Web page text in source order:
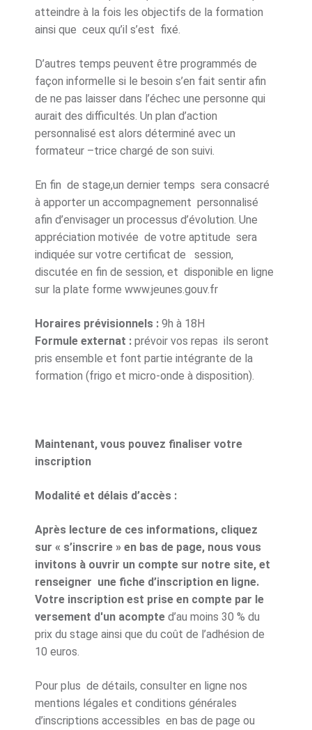
atteindre à la fois les objectifs de la formation
ainsi que ceux qu’il s’est fixé.
D’autres temps peuvent être programmés de
façon informelle si le besoin s’en fait sentir afin
de ne pas laisser dans l’échec une personne qui
aurait des difficultés. Un plan d’action
personnalisé est alors déterminé avec un
formateur –trice chargé de son suivi.
En fin de stage,un dernier temps sera consacré
à apporter un accompagnement personnalisé
afin d’envisager un processus d’évolution. Une
appréciation motivée de votre aptitude sera
indiquée sur votre certificat de session,
discutée en fin de session, et disponible en ligne
sur la plate forme www.jeunes.gouv.fr
Horaires prévisionnels : 9h à 18H
Formule externat : prévoir vos repas ils seront
pris ensemble et font partie intégrante de la
formation (frigo et micro-onde à disposition).
Maintenant, vous pouvez finaliser votre
inscription
Modalité et délais d’accès :
Après lecture de ces informations, cliquez
sur « s’inscrire » en bas de page, nous vous
invitons à ouvrir un compte sur notre site, et
renseigner une fiche d’inscription en ligne.
Votre inscription est prise en compte par le
versement d'un acompte d’au moins 30 % du
prix du stage ainsi que du coût de l’adhésion de
10 euros.
Pour plus de détails, consulter en ligne nos
mentions légales et conditions générales
d’inscriptions accessibles en bas de page ou